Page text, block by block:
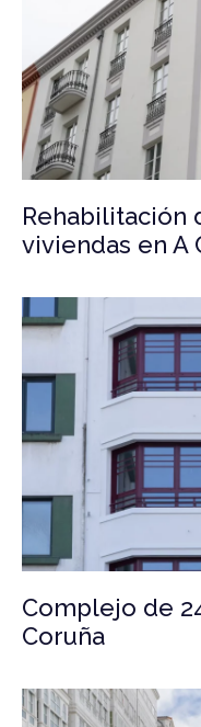
Rehabilitación
viviendas en A
Complejo de
Coruña